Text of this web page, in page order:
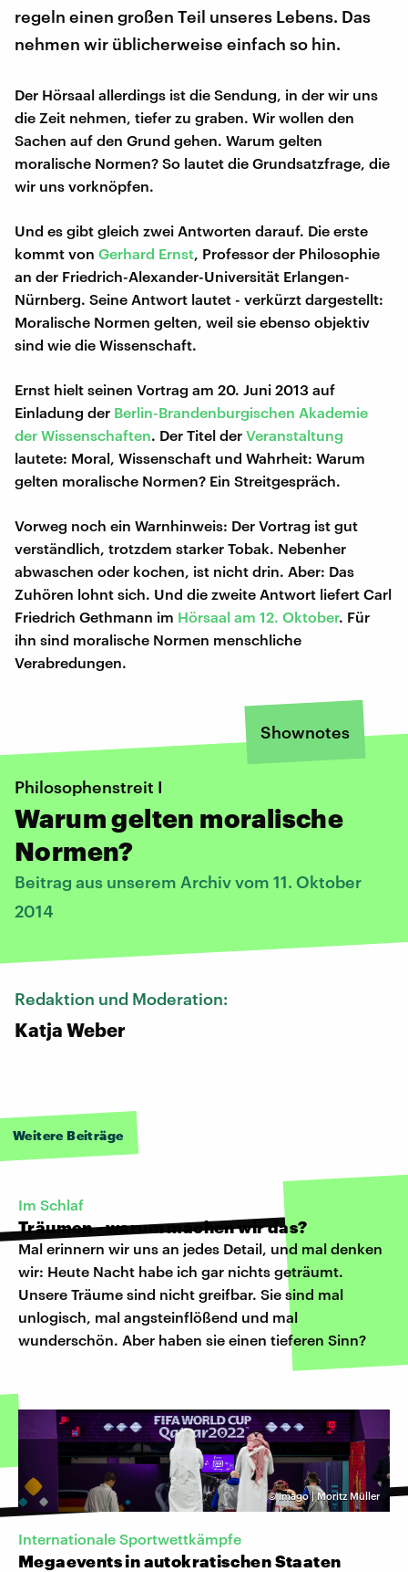
regeln einen großen Teil unseres Lebens. Das
nehmen wir üblicherweise einfach so hin.
Der Hörsaal allerdings ist die Sendung, in der wir uns
die Zeit nehmen, tiefer zu graben. Wir wollen den
Sachen auf den Grund gehen. Warum gelten
moralische Normen? So lautet die Grundsatzfrage, die
wir uns vorknöpfen.
Und es gibt gleich zwei Antworten darauf. Die erste
kommt von Gerhard Ernst , Professor der Philosophie
an der Friedrich-Alexander-Universität Erlangen-
Nürnberg. Seine Antwort lautet - verkürzt dargestellt:
Moralische Normen gelten, weil sie ebenso objektiv
sind wie die Wissenschaft.
Ernst hielt seinen Vortrag am 20. Juni 2013 auf
Einladung der Berlin-Brandenburgischen Akademie
der Wissenschaften. Der Titel der Veranstaltung
lautete: Moral, Wissenschaft und Wahrheit: Warum
gelten moralische Normen? Ein Streitgespräch.
Vorweg noch ein Warnhinweis: Der Vortrag ist gut
verständlich, trotzdem starker Tobak. Nebenher
abwaschen oder kochen, ist nicht drin. Aber: Das
Zuhören lohnt sich. Und die zweite Antwort liefert Carl
Friedrich Gethmann im Hörsaal am 12. Oktober. Für
ihn sind moralische Normen menschliche
Verabredungen.
Shownotes
Philosophenstreit I
Warum gelten moralische
Normen?
Beitrag aus unserem Archiv vom 11. Oktober
2014
Redaktion und Moderation:
Katja Weber
Weitere Beiträge
Im Schlaf
Träumen - warum machen wir das?
Mal erinnern wir uns an jedes Detail, und mal denken
wir: Heute Nacht habe ich gar nichts geträumt.
Unsere Träume sind nicht greifbar. Sie sind mal
unlogisch, mal angsteinflößend und mal
wunderschön. Aber haben sie einen tieferen Sinn?
©imago | Moritz Müller
Internationale Sportwettkämpfe
Megaevents in autokratischen Staaten